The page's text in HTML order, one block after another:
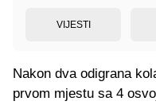
VIJESTI
Nakon dva odigrana
prvom mjestu sa 4